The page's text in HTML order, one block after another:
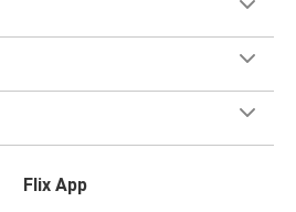
Flix App